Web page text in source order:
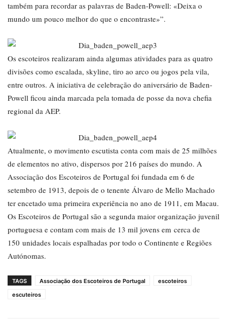
também para recordar as palavras de Baden-Powell: «Deixa o
mundo um pouco melhor do que o encontraste»”.
Os escoteiros realizaram ainda algumas atividades para as quatro
divisões como escalada, skyline, tiro ao arco ou jogos pela vila,
entre outros. A iniciativa de celebração do aniversário de Baden-
Powell ficou ainda marcada pela tomada de posse da nova chefia
regional da AEP.
Atualmente, o movimento escutista conta com mais de 25 milhões
de elementos no ativo, dispersos por 216 países do mundo. A
Associação dos Escoteiros de Portugal foi fundada em 6 de
setembro de 1913, depois de o tenente Álvaro de Mello Machado
ter encetado uma primeira experiência no ano de 1911, em Macau.
Os Escoteiros de Portugal são a segunda maior organização juvenil
portuguesa e contam com mais de 13 mil jovens em cerca de
150 unidades locais espalhadas por todo o Continente e Regiões
Autónomas.
TAGS Associação dos Escoteiros de Portugal
escoteiros
escuteiros